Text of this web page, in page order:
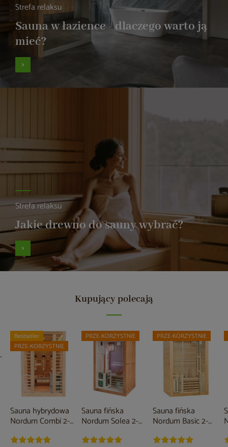
Strefa relaksu
Sauna w łazience - dlaczego warto ją
mieć?
Strefa relaksu
Jakie drewno do sauny wybrać?
Kupujący polecają
Sauna hybrydowa
Nordum Combi 2-
Bestseller
PRZE-KORZYSTNIE
Sauna fińska
Nordum Solea 2-
PRZE-KORZYSTNIE
Sauna fińska
Nordum Basic 2-
PRZE-KORZYSTNIE